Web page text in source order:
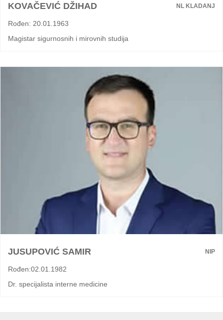
KOVAČEVIĆ DŽIHAD NL KLADANJ
Rođen: 20.01.1963
Magistar sigurnosnih i mirovnih studija
JUSUPOVIĆ SAMIR NIP
Rođen:02.01.1982
Dr. specijalista interne medicine